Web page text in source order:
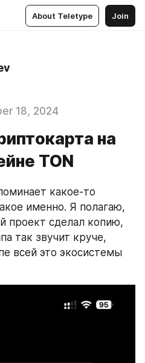
About Teletype Join
18, 2024
на
TON
какое-то
именно. Я полагаю,
проект сделал копию,
так звучит круче,
всей это экосистемы